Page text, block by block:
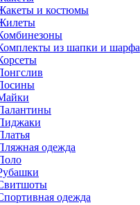
и костюмы
из шапки и шарфа
одежда
одежда